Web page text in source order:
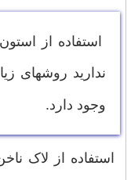
استفاده از
ندارید روشهای
وجود دارد.
استفاده از لاک